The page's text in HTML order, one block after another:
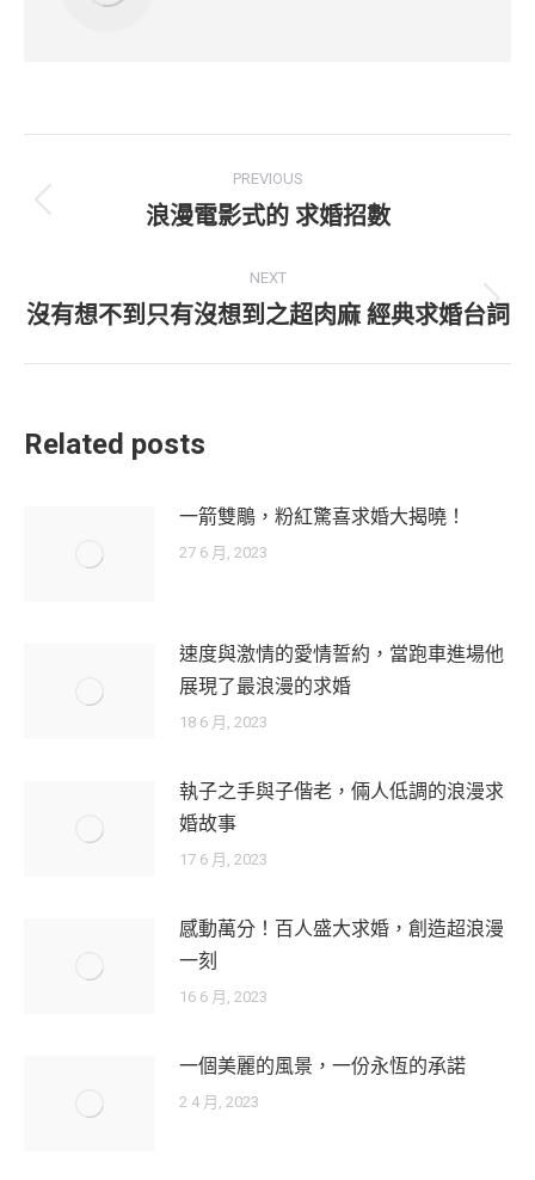
navigation
PREVIOUS
Previous
浪漫電影式的 求婚招數
NEXT
Next
沒有想不到只有沒想到之超肉麻 經典求婚台詞
Related posts
一箭雙鵰，粉紅驚喜求婚大揭曉！
27 6 月, 2023
速度與激情的愛情誓約，當跑車進場他
展現了最浪漫的求婚
18 6 月, 2023
執子之手與子偕老，倆人低調的浪漫求
婚故事
17 6 月, 2023
感動萬分！百人盛大求婚，創造超浪漫
一刻
16 6 月, 2023
一個美麗的風景，一份永恆的承諾
2 4 月, 2023